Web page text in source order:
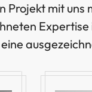
Projekt mit
Expertise